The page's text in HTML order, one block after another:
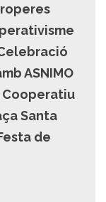
ASNIMO
Cooperatiu
Santa
de